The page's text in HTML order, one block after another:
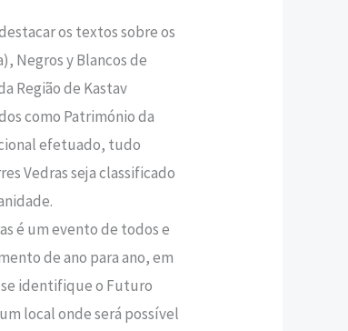
os textos sobre os
Negros y Blancos de
Região de Kastav
como Património da
efetuado, tudo
Vedras seja classificado
é um evento de todos e
de ano para ano, em
identifique o Futuro
local onde será possível